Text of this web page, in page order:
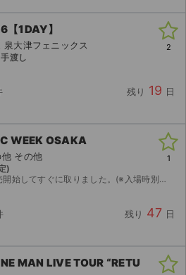
1DAY】
大津フェニックス
渡し
残り 19 日
2
WEEK OSAKA
その他
)
) チケットぴあの分配となりますのでチケット名義は受取りされた方のお名前になります。 どうぞよろしくお願い...
残り 47 日
1
MAN LIVE TOUR “RETU